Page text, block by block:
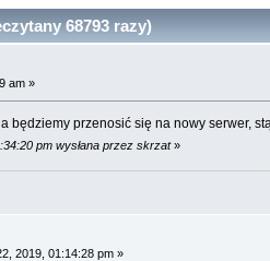
68793 razy)
am »
będziemy przenosić się na nowy serwer,
pm wysłana przez skrzat»
2019, 01:14:28 pm »